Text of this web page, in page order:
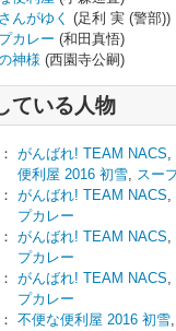
んがゆく (足利 実 (警部))
カレー (和田真悟)
神様 (西園寺公嗣)
ている人物
： がんばれ! TEAM NACS,
便利屋 2016 初雪, スー
： がんばれ! TEAM NACS,
プカレー
： がんばれ! TEAM NACS,
プカレー
： がんばれ! TEAM NACS,
プカレー
： 不便な便利屋 2016 初雪,